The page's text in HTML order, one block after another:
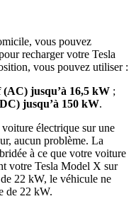
vous pouvez
recharger votre Tesla
vous pouvez utiliser :
(AC) jusqu’à 16,5 kW ;
jusqu’à 150 kW.
électrique sur une
aucun problème. La
à ce que votre voiture
votre Tesla Model X sur
22 kW, le véhicule ne
de 22 kW.